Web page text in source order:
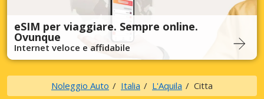
eSIM per viaggiare. Sempre online.
Ovunque
Internet veloce e affidabile
Noleggio Auto Italia L'Aquila Citta